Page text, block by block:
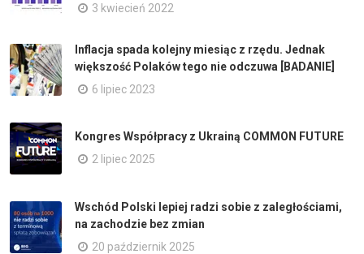
3 kwiecień 2022
Inflacja spada kolejny miesiąc z rzędu. Jednak
większość Polaków tego nie odczuwa [BADANIE]
6 lipiec 2023
Kongres Współpracy z Ukrainą COMMON FUTURE
2 lipiec 2025
Wschód Polski lepiej radzi sobie z zaległościami,
na zachodzie bez zmian
20 październik 2025